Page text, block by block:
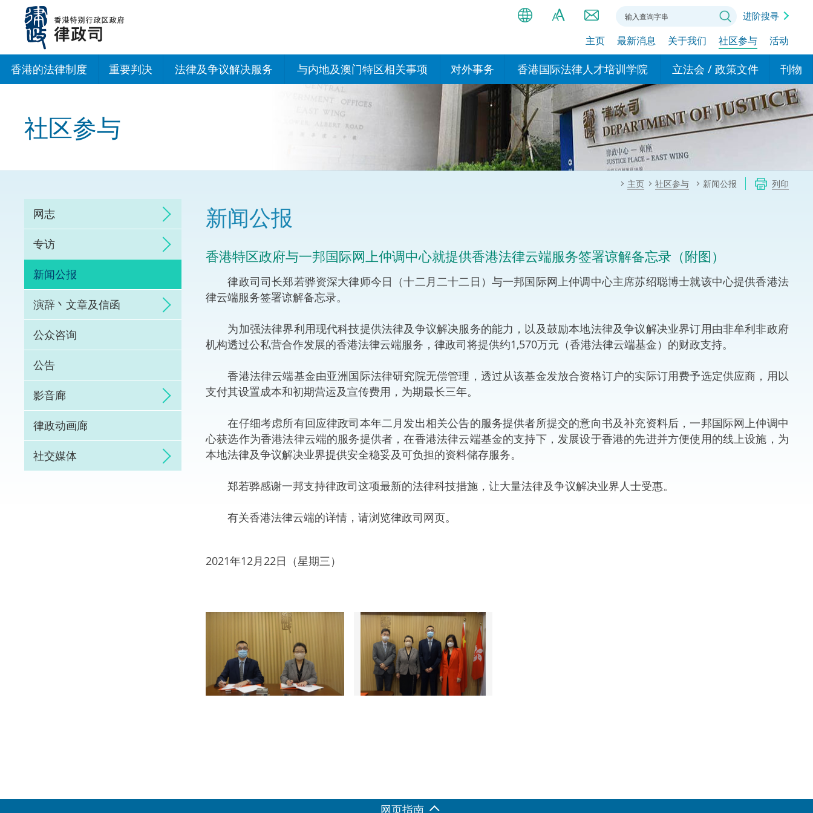
内
简
EN
Bahasa Indonesia (印尼语)
हिन्दी (印度语)
नेपाली (尼泊尔语)
اردو (乌尔都语)
Tiếng Việt (越南语)
A
A
进阶搜寻
主页 最新消息 关于我们 社区参与 活动
香港的法律制度 重要判决 法律及争议解决服务
诉讼
网上争议解决及法律科技
体育争议解决先导计划
能力建设
法律枢纽
促成交易和争议解决服务中心
与内地及澳门特区相关事项
与内地有关的安排
香港与内地相互认可和执行民
商事案件判决的安排
关于建立更紧密经贸关系的安
与澳门特区的安排
“一带一路”建设
对外事务
国际政府机构在香港设立办事
处或运作
多边协定
其他协定
香港国际法律人才培训学院
我们的学院
我们的专家委员会
我们的办公室
我们的培训课程和能力建设项
立法会 / 政策文件
现行政策措施
政策文件
特别财务委员会
刊物
基本
民事
法律
维护
相互
一般
社区参与
主页 社区参与 新闻公报 列印
网志
专访
新闻公报
演辞丶文章及信函
公众咨询
公告
影音廊
律政动画廊
社交媒体
新闻公报
香港特区政府与一邦国际网上仲调中心就提供香港法律云端服务签署谅解备忘录（附图）
律政司司长郑若骅资深大律师今日（十二月二十二日）与一邦国际网上仲调中心主席苏绍聪博士就该中心提供香港法
律云端服务签署谅解备忘录。
为加强法律界利用现代科技提供法律及争议解决服务的能力，以及鼓励本地法律及争议解决业界订用由非牟利非政府
机构透过公私营合作发展的香港法律云端服务，律政司将提供约1,570万元（香港法律云端基金）的财政支持。
香港法律云端基金由亚洲国际法律研究院无偿管理，透过从该基金发放合资格订户的实际订用费予选定供应商，用以
支付其设置成本和初期营运及宣传费用，为期最长三年。
在仔细考虑所有回应律政司本年二月发出相关公告的服务提供者所提交的意向书及补充资料后，一邦国际网上仲调中
心获选作为香港法律云端的服务提供者，在香港法律云端基金的支持下，发展设于香港的先进并方便使用的线上设施，为
本地法律及争议解决业界提供安全稳妥及可负担的资料储存服务。
郑若骅感谢一邦支持律政司这项最新的法律科技措施，让大量法律及争议解决业界人士受惠。
有关香港法律云端的详情，请浏览律政司网页。
2021年12月22日（星期三）
网页指南